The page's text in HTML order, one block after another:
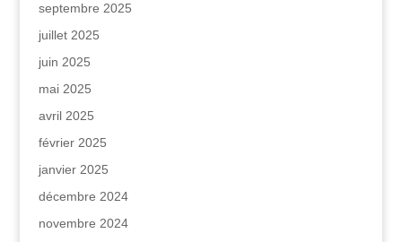
septembre 2025
juillet 2025
juin 2025
mai 2025
avril 2025
février 2025
janvier 2025
décembre 2024
novembre 2024